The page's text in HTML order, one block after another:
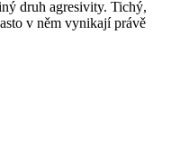
druh agresivity. Tichý,
v něm vynikají právě